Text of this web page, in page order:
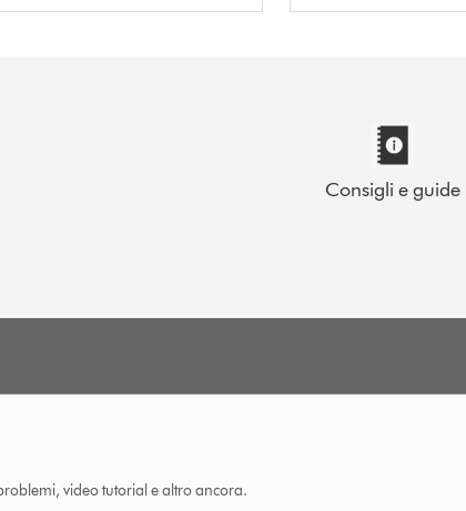
Consigli e guide
video tutorial e altro ancora.